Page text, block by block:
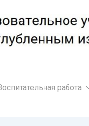
работа